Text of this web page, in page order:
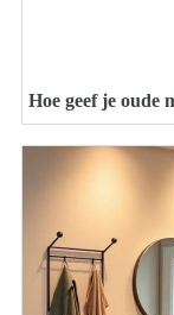
Hoe geef je oude